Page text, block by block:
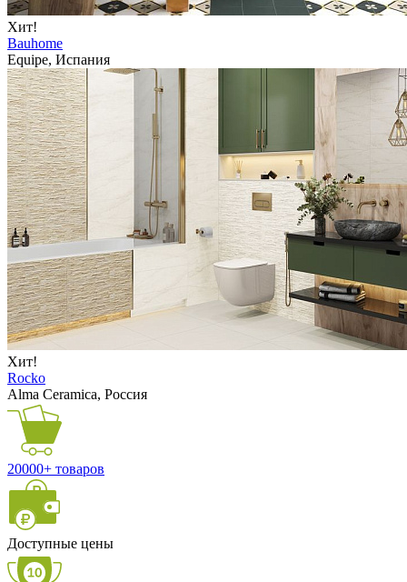
Хит!
Bauhome
Equipe, Испания
Хит!
Rocko
Alma Ceramica, Россия
20000+ товаров
Доступные цены